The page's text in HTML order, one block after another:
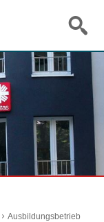
Ausbildungsbetrieb